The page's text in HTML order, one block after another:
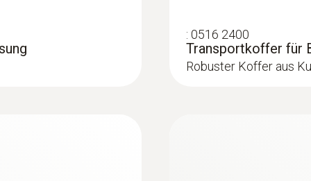
Drucksonden
: 0516 2400
Transportkoffer für
Robuster Koffer aus